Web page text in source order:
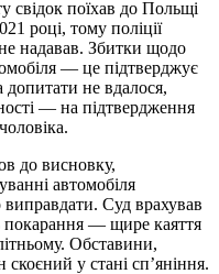
свідок поїхав до Польщі
році, тому поліції
надавав. Збитки щодо
— це підтверджує
не вдалося,
— на підтвердження
до висновку,
автомобіля
Суд врахував
— щире каяття
Обставини,
у стані сп’яніння.